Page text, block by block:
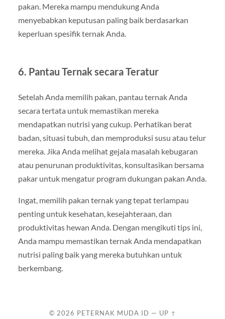
pakan. Mereka mampu mendukung Anda
menyebabkan keputusan paling baik berdasarkan
keperluan spesifik ternak Anda.
6. Pantau Ternak secara Teratur
Setelah Anda memilih pakan, pantau ternak Anda
secara tertata untuk memastikan mereka
mendapatkan nutrisi yang cukup. Perhatikan berat
badan, situasi tubuh, dan memproduksi susu atau telur
mereka. Jika Anda melihat gejala masalah kebugaran
atau penurunan produktivitas, konsultasikan bersama
pakar untuk mengatur program dukungan pakan Anda.
Ingat, memilih pakan ternak yang tepat terlampau
penting untuk kesehatan, kesejahteraan, dan
produktivitas hewan Anda. Dengan mengikuti tips ini,
Anda mampu memastikan ternak Anda mendapatkan
nutrisi paling baik yang mereka butuhkan untuk
berkembang.
© 2026 PETERNAK MUDA ID — UP ↑